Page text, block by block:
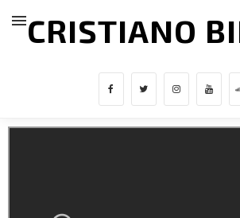
CRISTIANO